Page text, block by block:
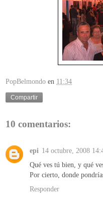
PopBelmondo en 11:34
Compartir
10 comentarios:
epi 14 octubre, 2008
Qué ves tú bien, y qué
Por cierto, donde
Responder